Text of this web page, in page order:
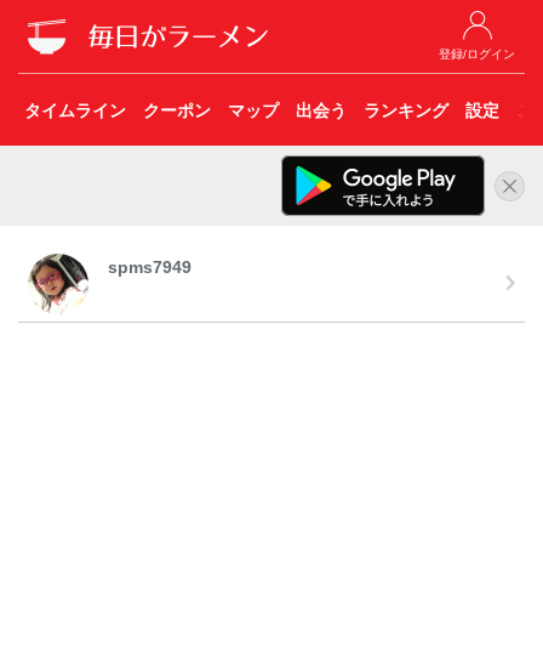
登録/ログイン
タイムライン クーポン マップ 出会う ランキング 設定 こ
spms7949